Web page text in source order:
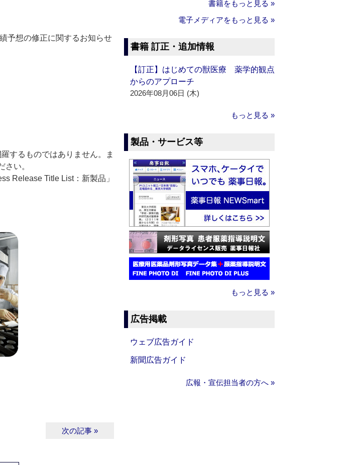
予想の修正に関するお知らせ
するものではありません。ま
い。
Release Title List：新製品」
次の記事 »
書籍をもっと見る »
電子メディアをもっと見る »
書籍 訂正・追加情報
【訂正】はじめての獣医療 薬学的観点
からのアプローチ
2026年08月06日 (木)
もっと見る »
製品・サービス等
もっと見る »
広告掲載
ウェブ広告ガイド
新聞広告ガイド
広報・宣伝担当者の方へ »